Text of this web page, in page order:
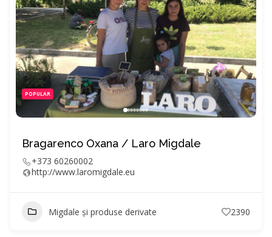
POPULAR
Bragarenco Oxana / Laro Migdale
+373 60260002
http://www.laromigdale.eu
Migdale și produse derivate 2390